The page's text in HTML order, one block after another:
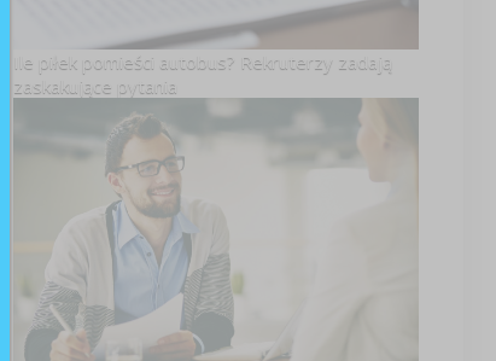
Ile piłek pomieści autobus? Rekruterzy zadają
zaskakujące pytania